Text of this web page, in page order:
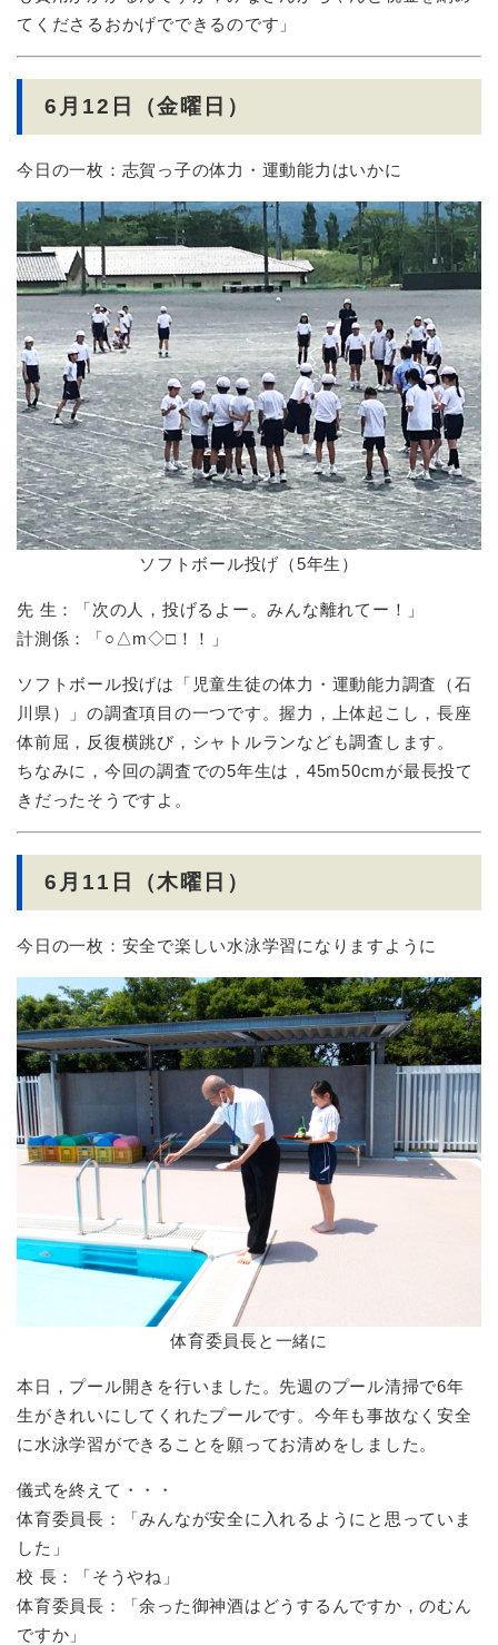
てくださるおかげでできるのです」
6月12日（金曜日）
今日の一枚：志賀っ子の体力・運動能力はいかに
ソフトボール投げ（5年生）
先 生：「次の人，投げるよー。みんな離れてー！」
計測係：「○△m◇□！！」
ソフトボール投げは「児童生徒の体力・運動能力調査（石
川県）」の調査項目の一つです。握力，上体起こし，長座
体前屈，反復横跳び，シャトルランなども調査します。
ちなみに，今回の調査での5年生は，45m50cmが最長投て
きだったそうですよ。
6月11日（木曜日）
今日の一枚：安全で楽しい水泳学習になりますように
体育委員長と一緒に
本日，プール開きを行いました。先週のプール清掃で6年
生がきれいにしてくれたプールです。今年も事故なく安全
に水泳学習ができることを願ってお清めをしました。
儀式を終えて・・・
体育委員長：「みんなが安全に入れるようにと思っていま
した」
校 長：「そうやね」
体育委員長：「余った御神酒はどうするんですか，のむん
ですか」